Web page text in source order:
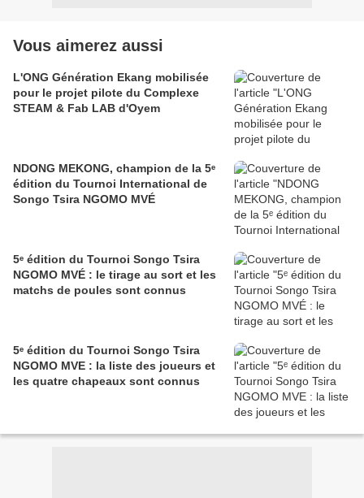
Vous aimerez aussi
L'ONG Génération Ekang mobilisée
pour le projet pilote du Complexe
STEAM & Fab LAB d'Oyem
NDONG MEKONG, champion de la 5ᵉ
édition du Tournoi International de
Songo Tsira NGOMO MVÉ
5ᵉ édition du Tournoi Songo Tsira
NGOMO MVÉ : le tirage au sort et les
matchs de poules sont connus
5ᵉ édition du Tournoi Songo Tsira
NGOMO MVE : la liste des joueurs et
les quatre chapeaux sont connus